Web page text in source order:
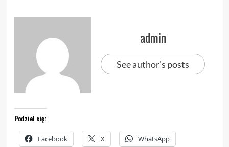
admin
See author's posts
Podziel się:
Facebook X WhatsApp